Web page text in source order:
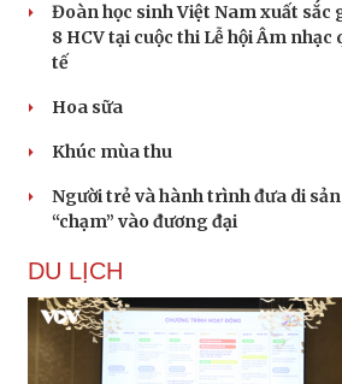
Đoàn học sinh Việt Nam xuất sắc
8 HCV tại cuộc thi Lễ hội Âm nhạc
tế
Hoa sữa
Khúc mùa thu
Người trẻ và hành trình đưa di sản
“chạm” vào đương đại
DU LỊCH